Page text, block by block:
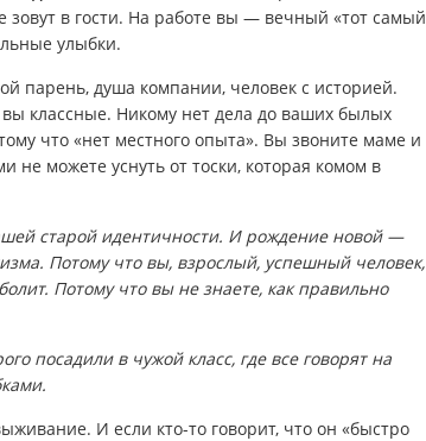
в гости. На работе вы — вечный «тот самый
улыбки.
парень, душа компании, человек с историей.
классные. Никому нет дела до ваших былых
что «нет местного опыта». Вы звоните маме и
не можете уснуть от тоски, которая комом в
старой идентичности. И рождение новой —
Потому что вы, взрослый, успешный человек,
Потому что вы не знаете, как правильно
посадили в чужой класс, где все говорят на
И если кто-то говорит, что он «быстро